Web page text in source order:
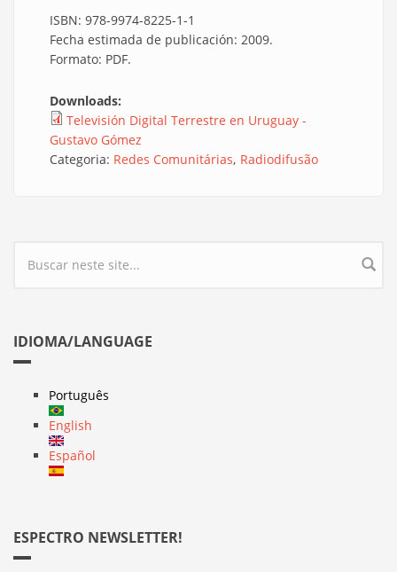
ISBN: 978-9974-8225-1-1
Fecha estimada de publicación: 2009.
Formato: PDF.
Downloads:
Televisión Digital Terrestre en Uruguay -
Gustavo Gómez
Categoria: Redes Comunitárias Radiodifusão
Formulário de busca
IDIOMA/LANGUAGE
Português
English
Español
ESPECTRO NEWSLETTER!